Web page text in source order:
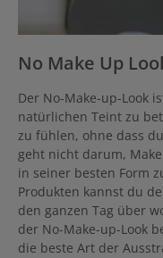
No Make Up
Der No-Make-up-Look
natürlichen Teint zu
zu fühlen, ohne dass
geht nicht darum,
in seiner besten Form
Produkten kannst du
den ganzen Tag über
der No-Make-up-Look
die beste Art der